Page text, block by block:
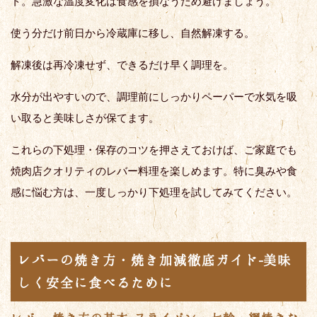
使う分だけ前日から冷蔵庫に移し、自然解凍する。
解凍後は再冷凍せず、できるだけ早く調理を。
水分が出やすいので、調理前にしっかりペーパーで水気を吸
い取ると美味しさが保てます。
これらの下処理・保存のコツを押さえておけば、ご家庭でも
焼肉店クオリティのレバー料理を楽しめます。特に臭みや食
感に悩む方は、一度しっかり下処理を試してみてください。
レバーの焼き方・焼き加減徹底ガイド-美味
しく安全に食べるために